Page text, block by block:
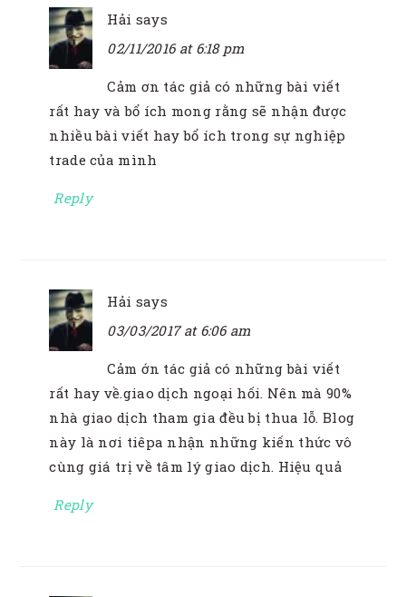
Hải says
02/11/2016 at 6:18 pm
Cảm ơn tác giả có những bài viết
rất hay và bổ ích mong rằng sẽ nhận được
nhiều bài viết hay bổ ích trong sự nghiệp
trade của mình
Reply
Hải says
03/03/2017 at 6:06 am
Cảm ớn tác giả có những bài viết
rất hay về.giao dịch ngoại hối. Nên mà 90%
nhà giao dịch tham gia đều bị thua lỗ. Blog
này là nơi tiêpa nhận những kiến thức vô
cùng giá trị về tâm lý giao dịch. Hiệu quả
Reply